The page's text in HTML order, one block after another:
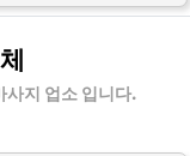
사지 업소 입니다.